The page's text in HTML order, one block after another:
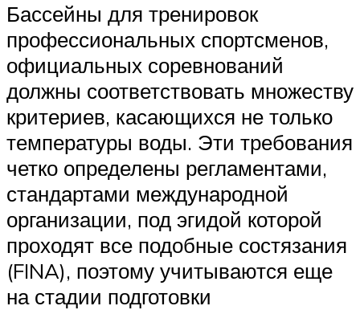
Бассейны для тренировок
профессиональных спортсменов,
официальных соревнований
должны соответствовать множеству
критериев, касающихся не только
температуры воды. Эти требования
четко определены регламентами,
стандартами международной
организации, под эгидой которой
проходят все подобные состязания
(FINA), поэтому учитываются еще
на стадии подготовки